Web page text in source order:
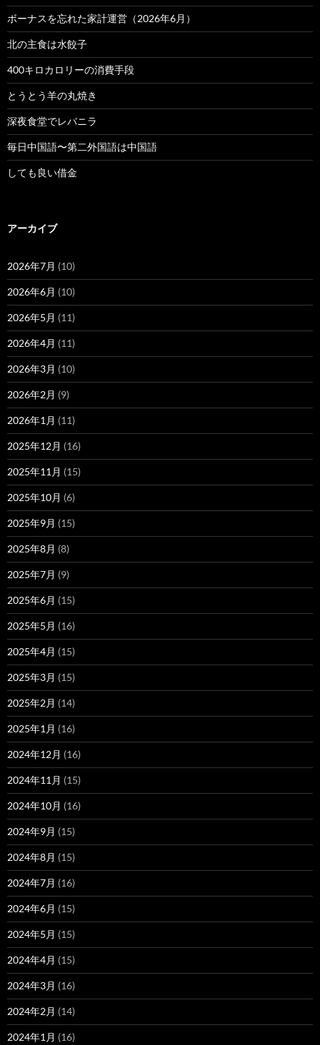
ボーナスを忘れた家計運営（2026年6月）
北の主食は水餃子
400キロカロリーの消費手段
とうとう羊の丸焼き
深夜食堂でレバニラ
毎日中国語〜第二外国語は中国語
しても良い借金
アーカイブ
2026年7月 (10)
2026年6月 (10)
2026年5月 (11)
2026年4月 (11)
2026年3月 (10)
2026年2月 (9)
2026年1月 (11)
2025年12月 (16)
2025年11月 (15)
2025年10月 (6)
2025年9月 (15)
2025年8月 (8)
2025年7月 (9)
2025年6月 (15)
2025年5月 (16)
2025年4月 (15)
2025年3月 (15)
2025年2月 (14)
2025年1月 (16)
2024年12月 (16)
2024年11月 (15)
2024年10月 (16)
2024年9月 (15)
2024年8月 (15)
2024年7月 (16)
2024年6月 (15)
2024年5月 (15)
2024年4月 (15)
2024年3月 (16)
2024年2月 (14)
2024年1月 (16)